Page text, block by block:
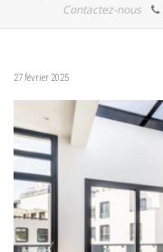
Contactez-nous
27 février 2025